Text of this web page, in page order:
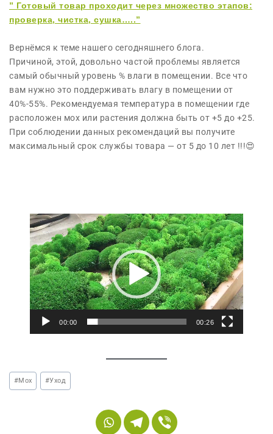
” Готовый товар проходит через множество этапов:
проверка, чистка, сушка…..”
Вернёмся к теме нашего сегодняшнего блога.
Причиной, этой, довольно частой проблемы является
самый обычный уровень % влаги в помещении. Все что
вам нужно это поддерживать влагу в помещении от
40%-55%. Рекомендуемая температура в помещении где
расположен мох или растения должна быть от +5 до +25.
При соблюдении данных рекомендаций вы получите
максимальный срок службы товара — от 5 до 10 лет !!!😍
В
и
д
е
о
п
л
е
00:00 00:26
#Мох #Уход